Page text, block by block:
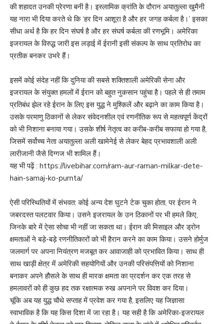
की शहादत उनकी प्रेरणा बनी है। इस्लामिक क्रांति के दौरान अयातुल्ला खुमैनी
यह नारा भी दिया करते थे कि ‘हर दिन आशूरा है और हर जगह कर्बला है।’ इसका
सीधा अर्थ है कि हर दिन संघर्ष है और हर संघर्ष कर्बला की रणभूमि। अमेरिका
इजरायल के विरुद्ध जारी इस लड़ाई में ईरानी इसी संकल्प के साथ प्रतिरोध का
प्रतीक बनकर उभरे हैं।
इसमें कोई संदेह नहीं कि दुनिया की सबसे शक्तिशाली अमेरिकी सेना और
इजरायल के संयुक्त हमलों में ईरान को बहुत नुकसान पहुंचा है। पहले से ही तमाम
प्रतिबंध झेल रहे ईरान के लिए इस युद्ध ने मुश्किलें और बढ़ाने का काम किया है।
उसके परमाणु ठिकानों से लेकर संवेदनशील एवं रणनीतिक रूप से महत्वपूर्ण केंद्रों
को भी निशाना बनाया गया। उसके शीर्ष नेतृत्व का करीब-करीब सफाया हो गया है,
जिसमें सर्वोच्च नेता अयातुल्ला अली खामेनेई से लेकर बेहद प्रभावशाली अली
लारीजानी जैसे दिग्गज भी शामिल हैं।
यह भी पढ़ें : https://livebihar.com/ram-aur-raman-milkar-dete-
hain-samaj-ko-purnta/
ऐसी परिस्थितियों में संभवत: कोई अन्य देश घुटने टेक चुका होता, पर ईरान ने
जबरदस्त पलटवार किया। उसने इजरायल के उन ठिकानों पर भी हमले किए,
जिनके बारे में ऐसा सोचा भी नहीं जा सकता था। ईरान की मिसाइल और ड्रोन
क्षमताओं ने बड़े-बड़े रणनीतिकारों को भी हैरान करने का काम किया। उसने होर्मुज
जलमार्ग पर अपना नियंत्रण मजबूत कर आवाजाही को प्रभावित किया। साथ ही
साथ खाड़ी क्षेत्र में अमेरिकी सहयोगियों और उनकी परिसंपत्तियों को निशाना
बनाकर अपने हौसले के साथ ही मारक क्षमता का प्रदर्शन कर एक तरह से
हमलावरों को ही कुछ हद तक रक्षात्मक रुख अपनाने पर विवश कर दिया।
चूंकि अब यह युद्ध चौथे सप्ताह में प्रवेश कर गया है, इसलिए यह जिज्ञासा
स्वाभाविक है कि यह किस दिशा में जा रहा है। यह सही है कि अमेरिका-इजरायल